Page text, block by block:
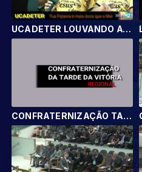
UCADETER LOUVANDO AO SENHOR 2018
CONFRATERNIZAÇÃO TARDE DA VITÓRIA 2